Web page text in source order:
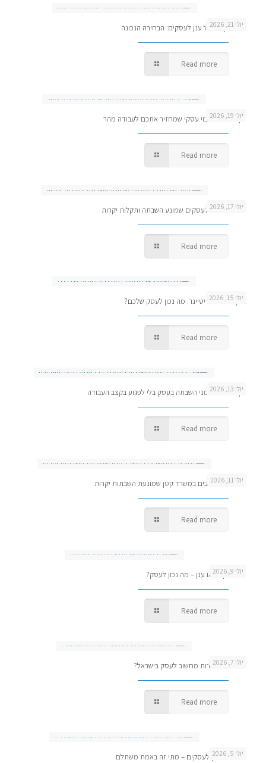
יולי 21, 2026
גיבוי מקומי מול ענן לעסקים: הבחירה הנכונה
Read more
יולי 19, 2026
איך להגדיר גיבוי עסקי שמחזיר אתכם לעבודה מהר
Read more
יולי 17, 2026
ניטור שרתים לעסקים שמונע השבתה ותקלות יקרות
Read more
יולי 15, 2026
בנק שעות או ריטיינר: מה נכון לעסק שלכם?
Read more
יולי 13, 2026
איך לצמצם זמני השבתה בעסק בלי לפגוע בקצב העבודה
Read more
יולי 11, 2026
תמיכה למחשבים במשרד קטן שמונעת השבתות יקרות
Read more
יולי 9, 2026
שרת מקומי או ענן – מה נכון לעסק?
Read more
יולי 7, 2026
כמה עולה שירות מחשוב לעסק בישראל?
Read more
יולי 5, 2026
מרכזיה בענן לעסקים – מתי זה באמת משתלם